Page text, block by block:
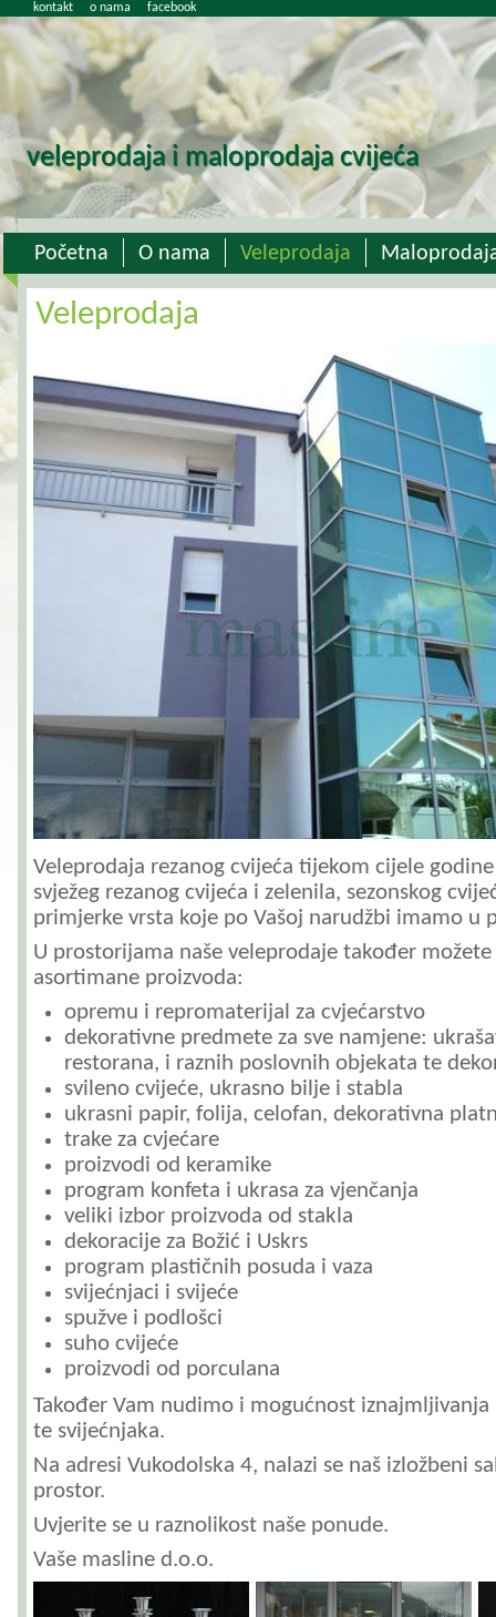
kontakt o nama facebook
veleprodaja i maloprodaja cvijeća
Početna O nama Veleprodaja
Veleprodaja
Veleprodaja rezanog cvijeća tijekom cijele
svježeg rezanog cvijeća i zelenila, sezonskog
primjerke vrsta koje po Vašoj narudžbi imamo u
U prostorijama naše veleprodaje također možete
asortimane proizvoda:
opremu i repromaterijal za cvjećarstvo
dekorativne predmete za sve namjene:
restorana, i raznih poslovnih objekata te
svileno cvijeće, ukrasno bilje i stabla
ukrasni papir, folija, celofan, dekorativna
trake za cvjećare
proizvodi od keramike
program konfeta i ukrasa za vjenčanja
veliki izbor proizvoda od stakla
dekoracije za Božić i Uskrs
program plastičnih posuda i vaza
svijećnjaci i svijeće
spužve i podlošci
suho cvijeće
proizvodi od porculana
Također Vam nudimo i mogućnost
te svijećnjaka.
Na adresi Vukodolska 4, nalazi se naš izložbeni
prostor.
Uvjerite se u raznolikost naše ponude.
Vaše masline d.o.o.